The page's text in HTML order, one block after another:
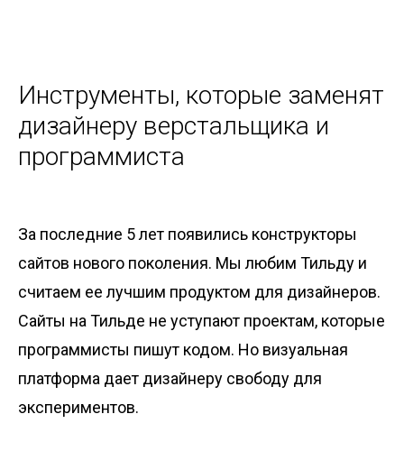
Инструменты, которые заменят
дизайнеру верстальщика и
программиста
За последние 5 лет появились конструкторы
сайтов нового поколения. Мы любим Тильду и
считаем ее лучшим продуктом для дизайнеров.
Сайты на Тильде не уступают проектам, которые
программисты пишут кодом. Но визуальная
платформа дает дизайнеру свободу для
экспериментов.